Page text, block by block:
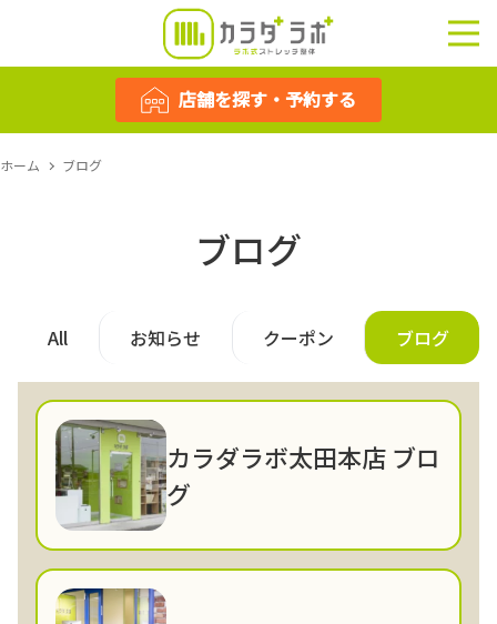
店舗を探す・予約する
店舗を探す・予約する
ホーム ブログ
ブログ
All お知らせ クーポン ブログ
カラダラボ太田本店 ブロ
グ